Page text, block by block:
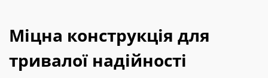
Міцна конструкція для
тривалої надійності